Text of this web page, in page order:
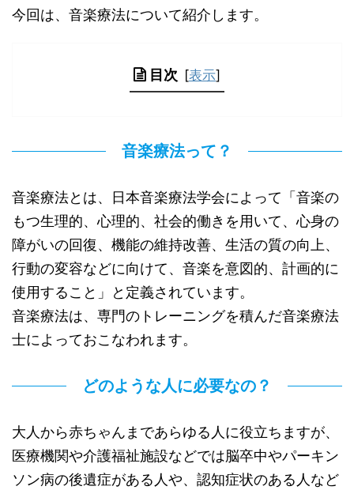
今回は、音楽療法について紹介します。
目次 [表示]
音楽療法って？
音楽療法とは、日本音楽療法学会によって「音楽の
もつ生理的、心理的、社会的働きを用いて、心身の
障がいの回復、機能の維持改善、生活の質の向上、
行動の変容などに向けて、音楽を意図的、計画的に
使用すること」と定義されています。
音楽療法は、専門のトレーニングを積んだ音楽療法
士によっておこなわれます。
どのような人に必要なの？
大人から赤ちゃんまであらゆる人に役立ちますが、
医療機関や介護福祉施設などでは脳卒中やパーキン
ソン病の後遺症がある人や、認知症状のある人など